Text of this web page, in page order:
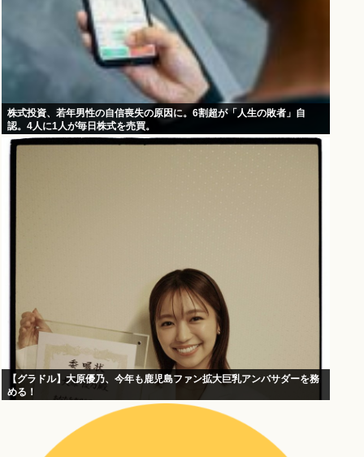
株式投資、若年男性の自信喪失の原因に。6割超が「人生の敗者」自
認。4人に1人が毎日株式を売買。
【グラドル】大原優乃、今年も鹿児島ファン拡大巨乳アンバサダーを務
める！